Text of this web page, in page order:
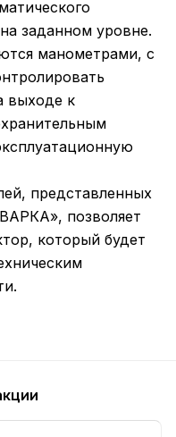
заданном уровне.
манометрами, с
выходе к
представленных
позволяет
который будет